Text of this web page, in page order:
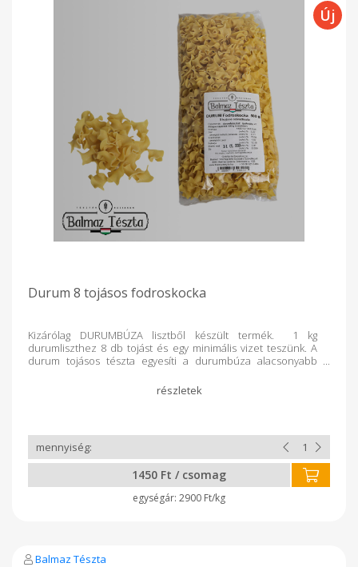
Durum 8 tojásos fodroskocka
Kizárólag DURUMBÚZA lisztből készült termék. 1 kg
durumliszthez 8 db tojást és egy minimális vizet teszünk. A
durum tojásos tészta egyesíti a durumbúza alacsonyabb
laktatóbb, gazdagabb fehérjében, és jobban megőrzi
formáját főzés közben, mint a hagyományos lisztből készült
1450 Ft / csomag
2900 Ft/kg
Balmaz Tészta